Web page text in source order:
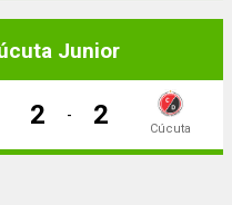
Junior
2 - 2 Cúcuta